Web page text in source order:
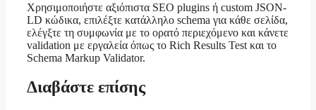
Χρησιμοποιήστε αξιόπιστα SEO plugins ή custom JSON-
LD κώδικα, επιλέξτε κατάλληλο schema για κάθε σελίδα,
ελέγξτε τη συμφωνία με το ορατό περιεχόμενο και κάνετε
validation με εργαλεία όπως το Rich Results Test και το
Schema Markup Validator.
Διαβάστε επίσης